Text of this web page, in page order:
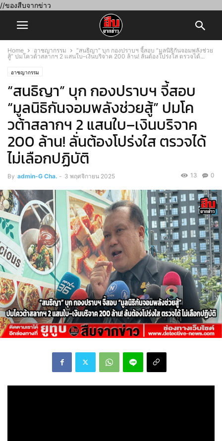
//ของสืบจากข่าว
Home อาชญากรรม
“สนธิญา” บุก กองปราบฯ จี้สอบ “มูลนิธิกันจอมพลังช่วย
สู้” ปมโควต้าสลากฯ 2 แสนใบ–เงินบริจาค 200 ล้าน! ลั่นต้องโปร่งใส ตรวจได้...
อาชญากรรม
“สนธิญา” บุก กองปราบฯ จี้สอบ
“มูลนิธิกันจอมพลังช่วยสู้” ปมโค
วต้าสลากฯ 2 แสนใบ–เงินบริจาค
200 ล้าน! ลั่นต้องโปร่งใส ตรวจได้
ไม่เลือกปฏิบัติ
By admin-G Cha. - 3 พฤศจิกายน 2025 0
13